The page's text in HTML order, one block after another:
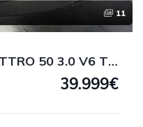
11
AUDI A4 ALLROAD QUATTRO 50 3.0 V6 TDI 286 CV
39.999€